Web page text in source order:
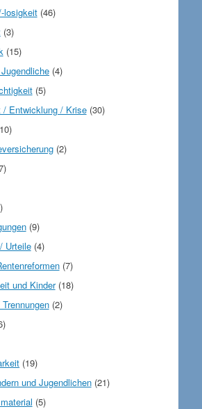
losigkeit(46)
(3)
(15)
(4)
(5)
/ Entwicklung / Krise(30)
(2)
(9)
Urteile(4)
(7)
und Kinder(18)
(2)
(19)
und Jugendlichen(21)
(5)